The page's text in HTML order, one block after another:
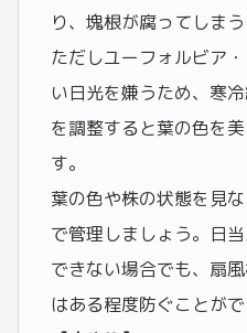
り、塊根が腐ってしまう
ただしユーフォルビア
い日光を嫌うため、寒
を調整すると葉の色を
す。
葉の色や株の状態を見
で管理しましょう。日
できない場合でも、扇
はある程度防ぐことがで